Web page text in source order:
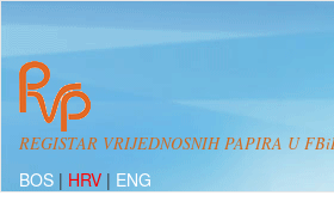
REGISTAR VRIJEDNOSNIH PAPIRA U
BOS | HRV | ENG